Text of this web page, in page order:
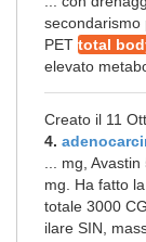
secondarismo
PET total
elevato
Creato il 11
4.
... mg,
mg. Ha fatto
totale 3000
ilare SIN,